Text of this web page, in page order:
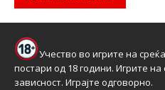
Учество во игрите на
постари од 18 години. Игрите
зависност. Играјте одговорно.